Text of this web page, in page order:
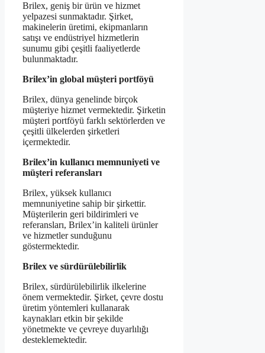
Brilex, geniş bir ürün ve hizmet
yelpazesi sunmaktadır. Şirket,
makinelerin üretimi, ekipmanların
satışı ve endüstriyel hizmetlerin
sunumu gibi çeşitli faaliyetlerde
bulunmaktadır.
Brilex’in global müşteri portföyü
Brilex, dünya genelinde birçok
müşteriye hizmet vermektedir. Şirketin
müşteri portföyü farklı sektörlerden ve
çeşitli ülkelerden şirketleri
içermektedir.
Brilex’in kullanıcı memnuniyeti ve
müşteri referansları
Brilex, yüksek kullanıcı
memnuniyetine sahip bir şirkettir.
Müşterilerin geri bildirimleri ve
referansları, Brilex’in kaliteli ürünler
ve hizmetler sunduğunu
göstermektedir.
Brilex ve sürdürülebilirlik
Brilex, sürdürülebilirlik ilkelerine
önem vermektedir. Şirket, çevre dostu
üretim yöntemleri kullanarak
kaynakları etkin bir şekilde
yönetmekte ve çevreye duyarlılığı
desteklemektedir.